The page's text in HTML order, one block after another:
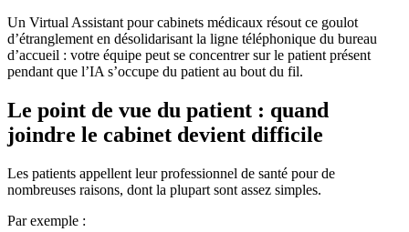
Un Virtual Assistant pour cabinets médicaux résout ce goulot
d’étranglement en désolidarisant la ligne téléphonique du bureau
d’accueil : votre équipe peut se concentrer sur le patient présent
pendant que l’IA s’occupe du patient au bout du fil.
Le point de vue du patient : quand
joindre le cabinet devient difficile
Les patients appellent leur professionnel de santé pour de
nombreuses raisons, dont la plupart sont assez simples.
Par exemple :